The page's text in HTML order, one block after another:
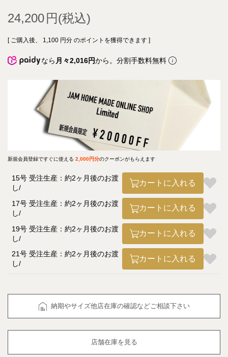
24,200
[ ご購入後、 1,100 円分 のポイントを獲得できます ]
なら 月々2,016円から。分割手数料無料
新規会員登録ですぐに使える 2,000円分のクーポンがもらえます
15号 受注生産：約2ヶ月後のお渡
し
カートに入れる
17号 受注生産：約2ヶ月後のお渡
し
カートに入れる
19号 受注生産：約2ヶ月後のお渡
し
カートに入れる
21号 受注生産：約2ヶ月後のお渡
し
カートに入れる
納期やサイズ他店在庫の確認などご相談下さい
店舗在庫を見る